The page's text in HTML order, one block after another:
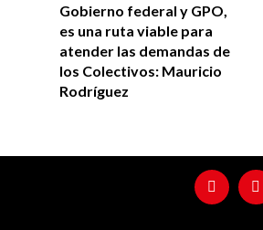
Gobierno federal y GPO,
es una ruta viable para
atender las demandas de
los Colectivos: Mauricio
Rodríguez